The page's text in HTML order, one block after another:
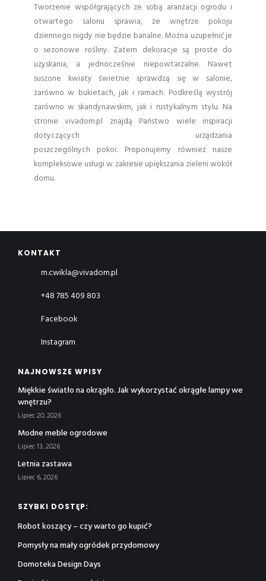
Tworzenie współgrających ze sobą aranżacji ogrodu i
otwartego salonu sprawia, że wnętrze pokoju
dziennego nigdy nie będzie banalne. Można uzupełnić je
o sezonowe rośliny. Zatem dekoracje są proste do
uzyskania, a jednocześnie niepowtarzalne. Nawet
suszone kwiaty świetnie sprawdzą się w salonie,
zarówno w bukietach, jak i ramach. Podkreślą wystrój
zarówno w skandynawskim, jak i rustykalnym stylu. Na
stronie vivadom.pl znajdą Państwo wiele inspiracji
dotyczących urządzania
poszczególnych pokoi. Proponujemy również nasze
kompleksowe usługi w zakresie upiększania zieleni wokół
domu.
KONTAKT
m.cwikla@vivadom.pl
+48 785 409 803
Facebook
Instagram
NAJNOWSZE WPISY
Miękkie światło na okrągło. Jak wykorzystać okrągłe lampy we
wnętrzu?
Lipiec 20, 2026
Modne meble ogrodowe
Lipiec 13, 2026
Letnia zastawa
Lipiec 6, 2026
SZYBKI DOSTĘP:
Robot koszący – czy warto go kupić?
Pomysły na mały ogródek przydomowy
Domoteka Design Days